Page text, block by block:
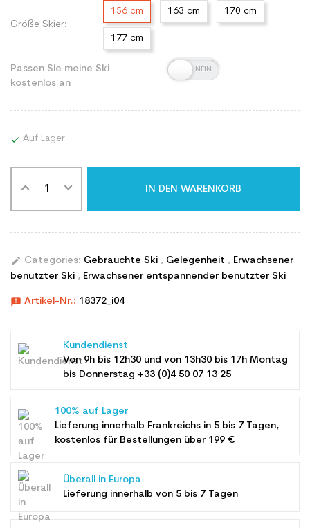
Größe Skier:
156 cm 163 cm 170 cm
177 cm
Passen Sie meine Ski
kostenlos an
 Auf Lager
IN DEN WARENKORB
edit Categories: Gebrauchte Ski , Gelegenheit , Erwachsener
benutzter Ski , Erwachsener entspannender benutzter Ski
announcement Artikel-Nr.: 18372_i04
Kundendienst
Von 9h bis 12h30 und von 13h30 bis 17h Montag
bis Donnerstag +33 (0)4 50 07 13 25
100% auf Lager
Lieferung innerhalb Frankreichs in 5 bis 7 Tagen,
kostenlos für Bestellungen über 199 €
Überall in Europa
Lieferung innerhalb von 5 bis 7 Tagen